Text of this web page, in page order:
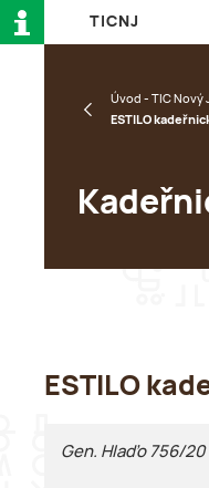
TI CN J
Úvod - TIC Nový
ESTILO
ESTILO
Gen. Hlaďo 756/20